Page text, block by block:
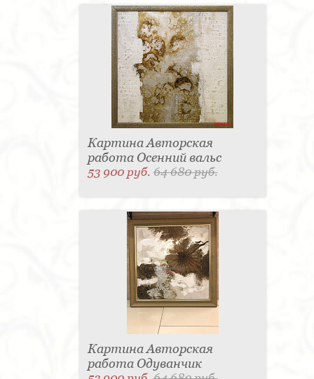
Картина Авторская
работа Осенний вальс
53 900 руб.64 680 руб.
Картина Авторская
работа Одуванчик